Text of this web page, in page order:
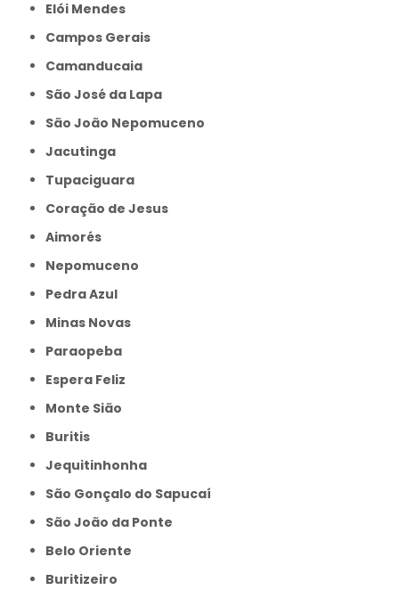
Elói Mendes
Campos Gerais
Camanducaia
São José da Lapa
São João Nepomuceno
Jacutinga
Tupaciguara
Coração de Jesus
Aimorés
Nepomuceno
Pedra Azul
Minas Novas
Paraopeba
Espera Feliz
Monte Sião
Buritis
Jequitinhonha
São Gonçalo do Sapucaí
São João da Ponte
Belo Oriente
Buritizeiro